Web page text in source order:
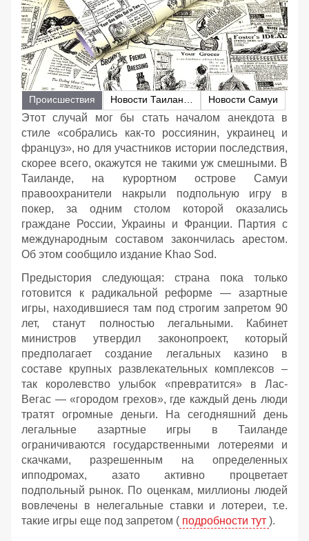
Происшествия Новости Самуи
Этот случай мог бы стать началом анекдота в
стиле «собрались как-то россиянин, украинец и
француз», но для участников истории последствия,
скорее всего, окажутся не такими уж смешными. В
Таиланде, на курортном острове Самуи
правоохранители накрыли подпольную игру в
покер, за одним столом которой оказались
граждане России, Украины и Франции. Партия с
международным составом закончилась арестом.
Об этом сообщило издание Khao Sod.
Предыстория следующая: страна пока только
готовится к радикальной реформе — азартные
игры, находившиеся там под строгим запретом 90
лет, станут полностью легальными. Кабинет
министров утвердил законопроект, который
предполагает создание легальных казино в
составе крупных развлекательных комплексов –
так королевство улыбок «превратится» в Лас-
Вегас — «городом грехов», где каждый день люди
тратят огромные деньги. На сегодняшний день
легальные азартные игры в Таиланде
ограничиваются государственными лотереями и
скачками, разрешенным на определенных
ипподромах, азато активно процветает
подпольный рынок. По оценкам, миллионы людей
вовлечены в нелегальные ставки и лотереи, т.е.
такие игры еще под запретом ( подробности тут ).